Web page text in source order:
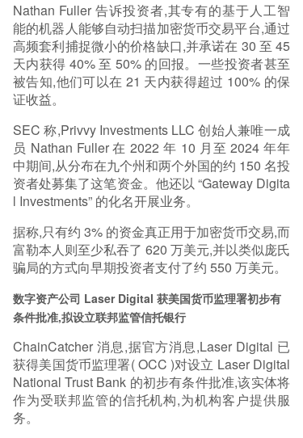
Nathan Fuller 告诉投资者,其专有的基于人工智
能的机器人能够自动扫描加密货币交易平台,通过
高频套利捕捉微小的价格缺口,并承诺在 30 至 45
天内获得 40% 至 50% 的回报。一些投资者甚至
被告知,他们可以在 21 天内获得超过 100% 的保
证收益。
SEC 称,Privvy Investments LLC 创始人兼唯一成
员 Nathan Fuller 在 2022 年 10 月至 2024 年年
中期间,从分布在九个州和两个外国的约 150 名投
资者处募集了这笔资金。他还以 “Gateway Digita
l Investments” 的化名开展业务。
据称,只有约 3% 的资金真正用于加密货币交易,而
富勒本人则至少私吞了 620 万美元,并以类似庞氏
骗局的方式向早期投资者支付了约 550 万美元。
数字资产公司 Laser Digital 获美国货币监理署初步有
条件批准,拟设立联邦监管信托银行
ChainCatcher 消息,据官方消息,Laser Digital 已
获得美国货币监理署( OCC )对设立 Laser Digital
National Trust Bank 的初步有条件批准,该实体将
作为受联邦监管的信托机构,为机构客户提供服
务。